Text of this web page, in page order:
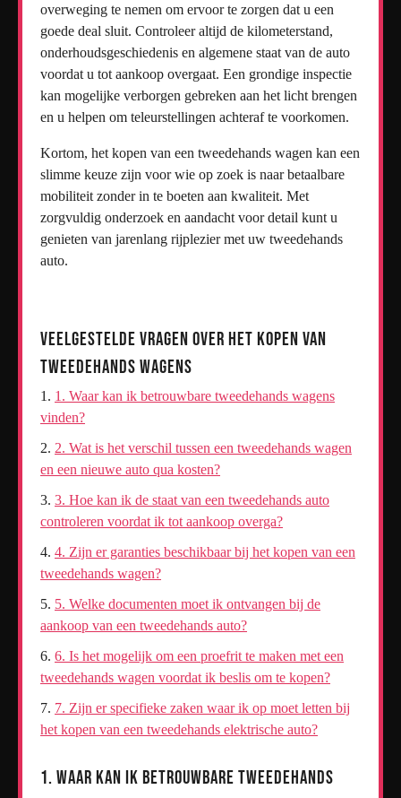
overweging te nemen om ervoor te zorgen dat u een
goede deal sluit. Controleer altijd de kilometerstand,
onderhoudsgeschiedenis en algemene staat van de auto
voordat u tot aankoop overgaat. Een grondige inspectie
kan mogelijke verborgen gebreken aan het licht brengen
en u helpen om teleurstellingen achteraf te voorkomen.
Kortom, het kopen van een tweedehands wagen kan een
slimme keuze zijn voor wie op zoek is naar betaalbare
mobiliteit zonder in te boeten aan kwaliteit. Met
zorgvuldig onderzoek en aandacht voor detail kunt u
genieten van jarenlang rijplezier met uw tweedehands
auto.
Veelgestelde Vragen over het Kopen van
Tweedehands Wagens
1. Waar kan ik betrouwbare tweedehands wagens
vinden?
2. Wat is het verschil tussen een tweedehands wagen
en een nieuwe auto qua kosten?
3. Hoe kan ik de staat van een tweedehands auto
controleren voordat ik tot aankoop overga?
4. Zijn er garanties beschikbaar bij het kopen van een
tweedehands wagen?
5. Welke documenten moet ik ontvangen bij de
aankoop van een tweedehands auto?
6. Is het mogelijk om een proefrit te maken met een
tweedehands wagen voordat ik beslis om te kopen?
7. Zijn er specifieke zaken waar ik op moet letten bij
het kopen van een tweedehands elektrische auto?
1. Waar kan ik betrouwbare tweedehands